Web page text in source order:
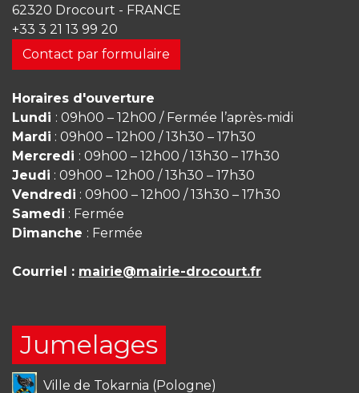
62320 Drocourt - FRANCE
+33 3 21 13 99 20
Contact par formulaire
Horaires d'ouverture
Lundi : 09h00 – 12h00 / Fermée l’après-midi
Mardi : 09h00 – 12h00 / 13h30 – 17h30
Mercredi : 09h00 – 12h00 / 13h30 – 17h30
Jeudi : 09h00 – 12h00 / 13h30 – 17h30
Vendredi : 09h00 – 12h00 / 13h30 – 17h30
Samedi : Fermée
Dimanche : Fermée
Courriel : mairie@mairie-drocourt.fr
Jumelages
Ville de Tokarnia (Pologne)